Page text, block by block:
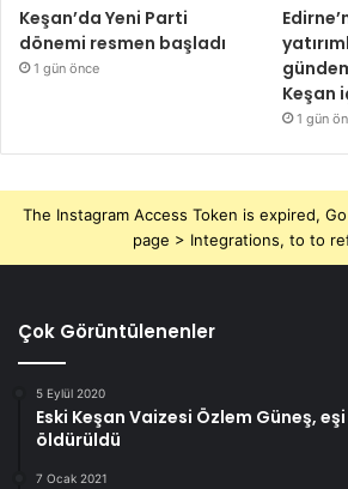
Keşan’da Yeni Parti
dönemi resmen başladı
1 gün önce
Keşan
1 gün
The Instagram Access Token is expired,
page > Integrations, to to
Çok Görüntülenenler
5 Eylül 2020
Eski Keşan Vaizesi Özlem Güneş,
öldürüldü
7 Ocak 2021